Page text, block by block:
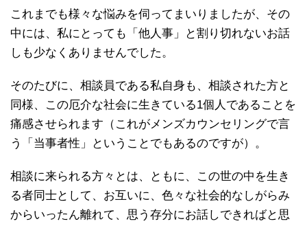
これまでも様々な悩みを伺ってまいりましたが、その
中には、私にとっても「他人事」と割り切れないお話
しも少なくありませんでした。
そのたびに、相談員である私自身も、相談された方と
同様、この厄介な社会に生きている1個人であることを
痛感させられます（これがメンズカウンセリングで言
う「当事者性」ということでもあるのですが）。
相談に来られる方々とは、ともに、この世の中を生き
る者同士として、お互いに、色々な社会的なしがらみ
からいったん離れて、思う存分にお話しできればと思